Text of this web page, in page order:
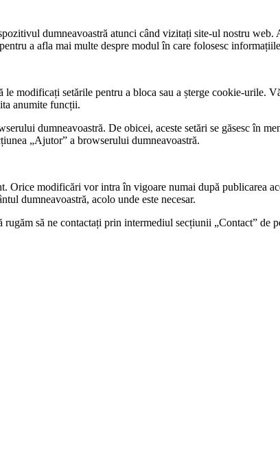
dumneavoastră atunci când vizitați site-ul nostru web.
a afla mai multe despre modul în care folosesc
modificați setările pentru a bloca sau a șterge cookie-urile.
anumite funcții.
dumneavoastră. De obicei, aceste setări se găsesc în
„Ajutor” a browserului dumneavoastră.
Orice modificări vor intra în vigoare numai după publicarea
dumneavoastră, acolo unde este necesar.
să ne contactați prin intermediul secțiunii „Contact” de